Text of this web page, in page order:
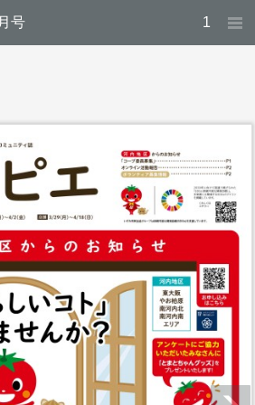
号 1